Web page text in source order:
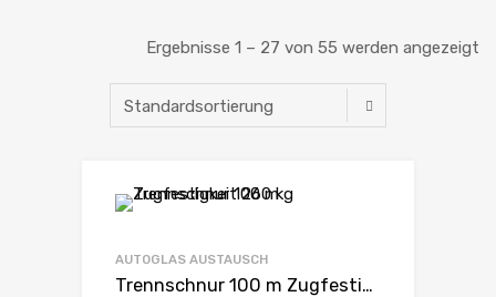
Ergebnisse 1 – 27 von 55 werden angezeigt
AUTOGLAS AUSTAUSCH
Trennschnur 100 m Zugfestigkeit 260 kg